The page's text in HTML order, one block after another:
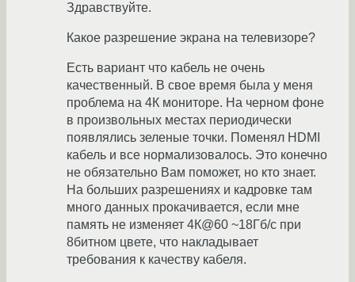
Здравствуйте.
Какое разрешение экрана на телевизоре?
Есть вариант что кабель не очень
качественный. В свое время была у меня
проблема на 4К мониторе. На черном фоне
в произвольных местах периодически
появлялись зеленые точки. Поменял HDMI
кабель и все нормализовалось. Это конечно
не обязательно Вам поможет, но кто знает.
На больших разрешениях и кадровке там
много данных прокачивается, если мне
память не изменяет 4К@60 ~18Гб/с при
8битном цвете, что накладывает
требования к качеству кабеля.